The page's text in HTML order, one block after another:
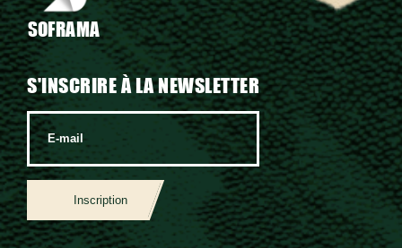
SOFRAMA
S'INSCRIRE À LA NEWSLETTER
Inscription